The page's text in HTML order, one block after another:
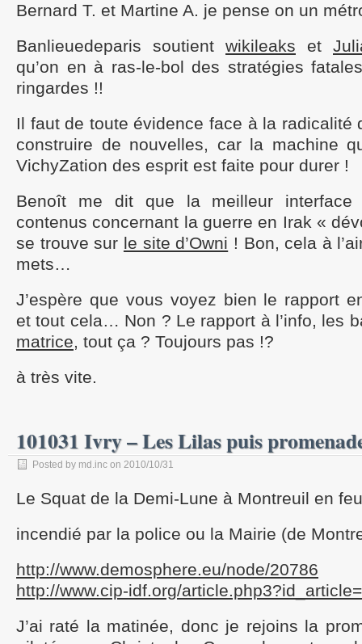
Bernard T. et Martine A. je pense on un
Banlieuedeparis soutient wikileaks et
qu’on en à ras-le-bol des stratégies
ringardes !!
Il faut de toute évidence face à la radicalité
construire de nouvelles, car la machine
VichyZation des esprit est faite pour durer !
Benoît me dit que la meilleur interface
contenus concernant la guerre en Irak «
se trouve sur le site d’Owni ! Bon, cela à
mets…
J’espère que vous voyez bien le rapport
et tout cela… Non ? Le rapport à l’info, les
matrice, tout ça ? Toujours pas !?
à très vite.
101031 Ivry – Les Lilas puis
Posted by md.inc on 2010/10/31
Le Squat de la Demi-Lune à Montreuil en
incendié par la police ou la Mairie (de
http://www.demosphere.eu/node/20786
http://www.cip-idf.org/
J’ai raté la matinée, donc je rejoins la